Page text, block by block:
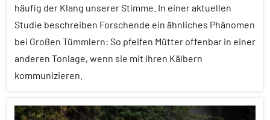
aktuell
Fortpflanzung
Soziale
Sozialverhalten
häufig der Klang unserer Stimme. In einer aktuellen
Studie beschreiben Forschende ein ähnliches Phänomen
bei Großen Tümmlern: So pfeifen Mütter offenbar in einer
anderen Tonlage, wenn sie mit ihren Kälbern
kommunizieren.
Alle